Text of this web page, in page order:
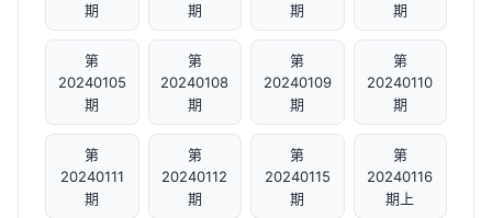
期
期
期
期
第
20240105
期
第
20240108
期
第
20240109
期
第
20240110
期
第
20240111
期
第
20240112
期
第
20240115
期
第
20240116
期上